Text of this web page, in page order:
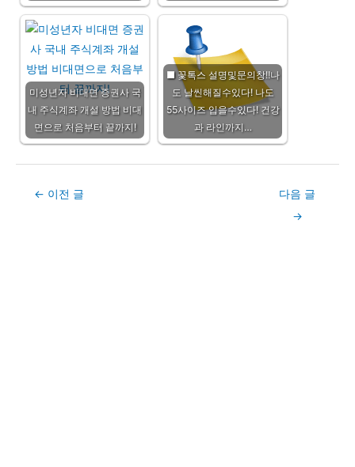
미성년자 비대면 증권사 국
내 주식계좌 개설 방법 비대
면으로 처음부터 끝까지!
■ 꽃톡스 설명및문의창!!나
도 날씬해질수있다! 나도
55사이즈 입을수있다! 건강
과 라인까지…
Post← 이전 글
다음 글
→